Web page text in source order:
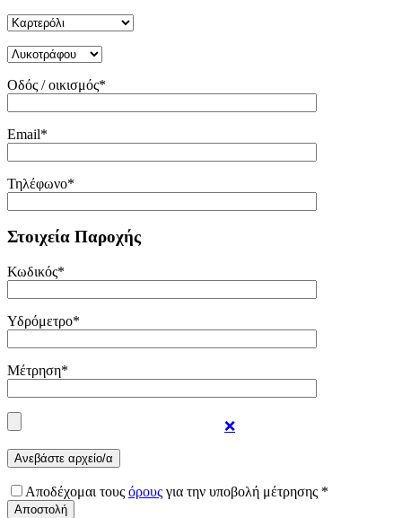
Οδός / οικισμός*
Email*
Τηλέφωνο*
Στοιχεία Παροχής
Κωδικός*
Υδρόμετρο*
Μέτρηση*
❌
Αποδέχομαι τους όρους για την υποβολή μέτρησης *